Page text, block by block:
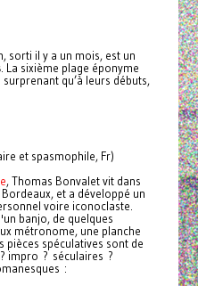
sorti il y a un mois, est un
. La sixième plage éponyme
qu’à leurs débuts,
et spasmophile, Fr)
, Thomas Bonvalet vit dans
et a développé un
voire iconoclaste.
banjo, de quelques
métronome, une planche
pièces spéculatives sont de
impro ? séculaires ?
: